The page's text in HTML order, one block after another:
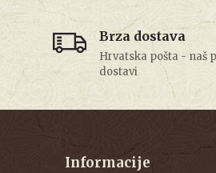
Brza dostava
Hrvatska pošta - naš
dostavi
Informacije